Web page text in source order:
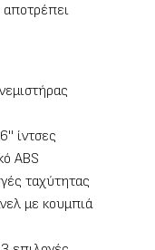
αποτρέπει
ίντσες
ABS
ταχύτητας
με κουμπιά